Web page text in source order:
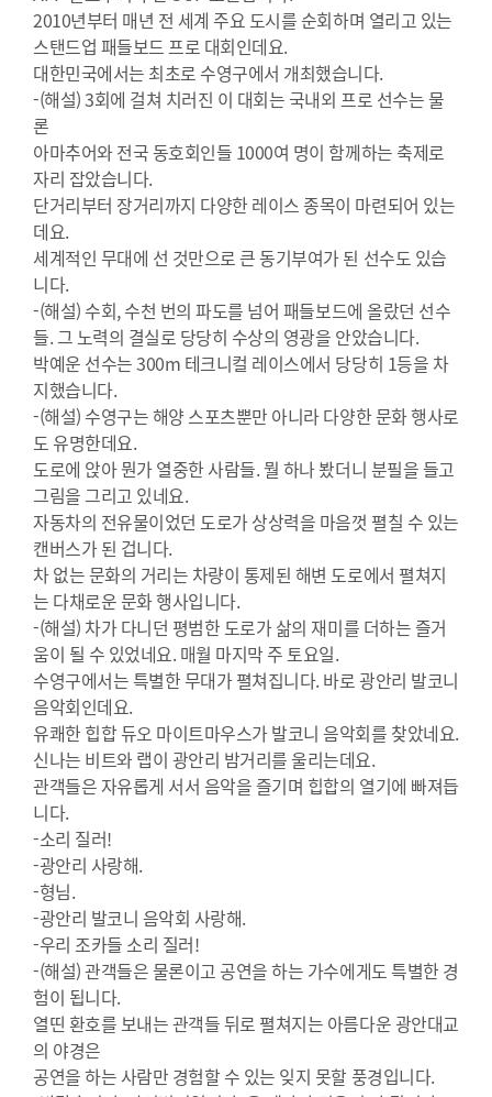
2010년부터 매년 전 세계 주요 도시를 순회하며 열리고 있는
스탠드업 패들보드 프로 대회인데요.
대한민국에서는 최초로 수영구에서 개최했습니다.
-(해설) 3회에 걸쳐 치러진 이 대회는 국내외 프로 선수는 물
론
아마추어와 전국 동호회인들 1000여 명이 함께하는 축제로
자리 잡았습니다.
단거리부터 장거리까지 다양한 레이스 종목이 마련되어 있는
데요.
세계적인 무대에 선 것만으로 큰 동기부여가 된 선수도 있습
니다.
-(해설) 수회, 수천 번의 파도를 넘어 패들보드에 올랐던 선수
들. 그 노력의 결실로 당당히 수상의 영광을 안았습니다.
박예운 선수는 300m 테크니컬 레이스에서 당당히 1등을 차
지했습니다.
-(해설) 수영구는 해양 스포츠뿐만 아니라 다양한 문화 행사로
도 유명한데요.
도로에 앉아 뭔가 열중한 사람들. 뭘 하나 봤더니 분필을 들고
그림을 그리고 있네요.
자동차의 전유물이었던 도로가 상상력을 마음껏 펼칠 수 있는
캔버스가 된 겁니다.
차 없는 문화의 거리는 차량이 통제된 해변 도로에서 펼쳐지
는 다채로운 문화 행사입니다.
-(해설) 차가 다니던 평범한 도로가 삶의 재미를 더하는 즐거
움이 될 수 있었네요. 매월 마지막 주 토요일.
수영구에서는 특별한 무대가 펼쳐집니다. 바로 광안리 발코니
음악회인데요.
유쾌한 힙합 듀오 마이트마우스가 발코니 음악회를 찾았네요.
신나는 비트와 랩이 광안리 밤거리를 울리는데요.
관객들은 자유롭게 서서 음악을 즐기며 힙합의 열기에 빠져듭
니다.
-소리 질러!
-광안리 사랑해.
-형님.
-광안리 발코니 음악회 사랑해.
-우리 조카들 소리 질러!
-(해설) 관객들은 물론이고 공연을 하는 가수에게도 특별한 경
험이 됩니다.
열띤 환호를 보내는 관객들 뒤로 펼쳐지는 아름다운 광안대교
의 야경은
공연을 하는 사람만 경험할 수 있는 잊지 못할 풍경입니다.